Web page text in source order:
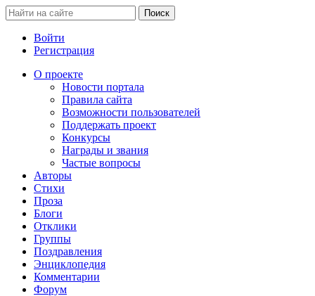
Войти
Регистрация
О проекте
Новости портала
Правила сайта
Возможности пользователей
Поддержать проект
Конкурсы
Награды и звания
Частые вопросы
Авторы
Стихи
Проза
Блоги
Отклики
Группы
Поздравления
Энциклопедия
Комментарии
Форум